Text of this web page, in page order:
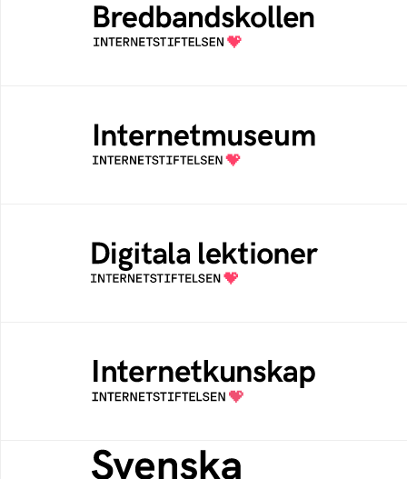
Bredbandskollen är ett oberoende
konsumentverktyg som drivs av
Internetstiftelsen
Ett digitalt museum som byggts, och kureras
av Internetstiftelsen
Öppen digital lärresurs med färdiga lektioner
för alla stadier i grundskolan
Samlad kunskap som hjälper dig att bli en
säker och medveten internetanvändare
Svenska federationer